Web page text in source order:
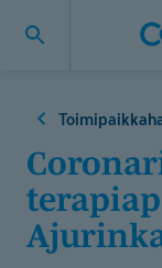
Coronaria kuntoutus- ja